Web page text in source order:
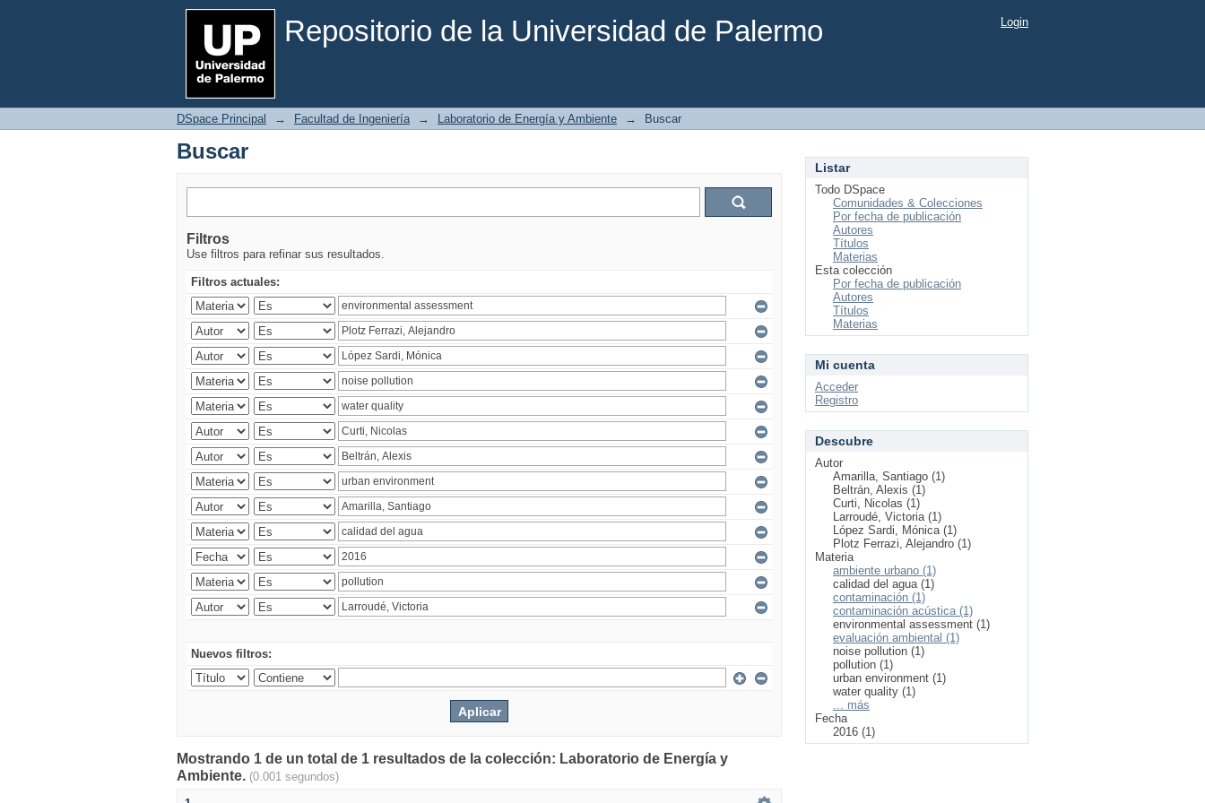
Repositorio de la Universidad de Palermo
Buscar Login
DSpace Principal → Facultad de Ingeniería → Laboratorio de Energía y Ambiente → Buscar
Buscar
Filtros
Use filtros para refinar sus resultados.
Filtros actuales:
Nuevos filtros:
Mostrando 1 de un total de 1 resultados de la colección: Laboratorio de Energía y
Ambiente. (0.001 segundos)
Listar
Todo DSpace
Comunidades & Colecciones
Por fecha de publicación
Autores
Títulos
Materias
Esta colección
Por fecha de publicación
Autores
Títulos
Materias
Mi cuenta
Acceder
Registro
Descubre
Autor
Amarilla, Santiago (1)
Beltrán, Alexis (1)
Curti, Nicolas (1)
Larroudé, Victoria (1)
López Sardi, Mónica (1)
Plotz Ferrazi, Alejandro (1)
Materia
ambiente urbano (1)
calidad del agua (1)
contaminación (1)
contaminación acústica (1)
environmental assessment (1)
evaluación ambiental (1)
noise pollution (1)
pollution (1)
urban environment (1)
water quality (1)
... más
Fecha
2016 (1)